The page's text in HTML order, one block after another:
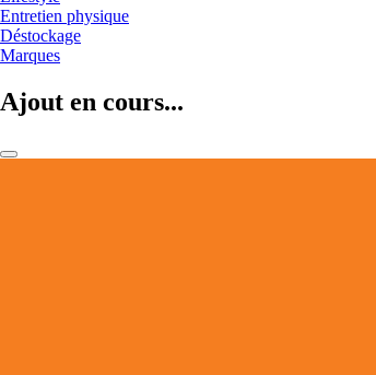
Entretien physique
Déstockage
Marques
Ajout en cours...